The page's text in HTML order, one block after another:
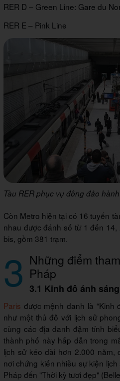
RER D – Green Line: Gare du
RER E – Pink Line
Tàu RER phục vụ đông đảo
Còn Metro hiện tại có 16 tuyến
nhau được đánh số từ 1 đến
bis, gồm 381 trạm.
3 Những điểm
Pháp
3.1 Kinh đô ánh
Paris được mệnh danh là “Kinh
như một thủ đô với lịch sử
cùng các địa danh đậm tính
thành phố này hấp dẫn trong
lịch sử kéo dài hơn 2.000 năm,
nơi chứng kiến nhiều sự kiện
Pháp đến "Thời kỳ tươi đẹp"